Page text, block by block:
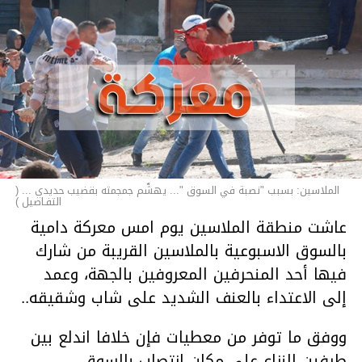
الملاسين: بسبب "نصبة في السوق "... يهشّم جمجمته بقضيب حديدي ... (
التفـاصيل )
عاشت منطقة الملاسين يوم امس معركة دامية
بالسوق الاسبوعية بالملاسين القريبة من شارك
فيها أحد المنحرفين المعروفين بالجهة، وعمد
إلى الاعتداء بالعنف الشديد على شاب وشقيقه..
ووفق ما توفر من معطيات فإن خلافا اندلع بين